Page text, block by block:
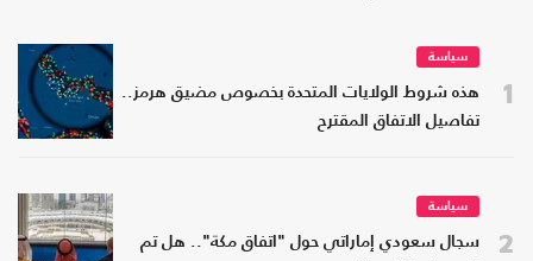
1
سياسة
هذه شروط الولايات المتحدة بخصوص مضيق هرمز..
تفاصيل الاتفاق المقترح
2
سياسة
سجال سعودي إماراتي حول "اتفاق مكة".. هل تم